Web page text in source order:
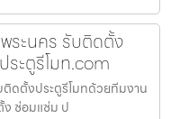
ระนคร รับติดตั้ง
ะตูรีโมท.com
ติดตั้งประตูรีโมทด้วยทีมงาน
ซ่อมแซ่ม ป